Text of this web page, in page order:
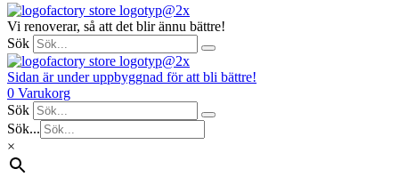
Vi renoverar, så att det blir ännu bättre!
Sök
Sidan är under uppbyggnad för att bli bättre!
0 Varukorg
Sök
Sök...
×